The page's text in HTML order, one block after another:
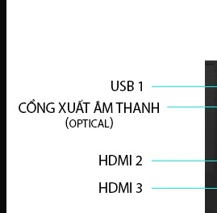
Máy hút bụi
Máy tạo ẩm
Thiết bị bếp
Hút mùi
Lò nướng
Máy rửa bát
Máy sấy bát